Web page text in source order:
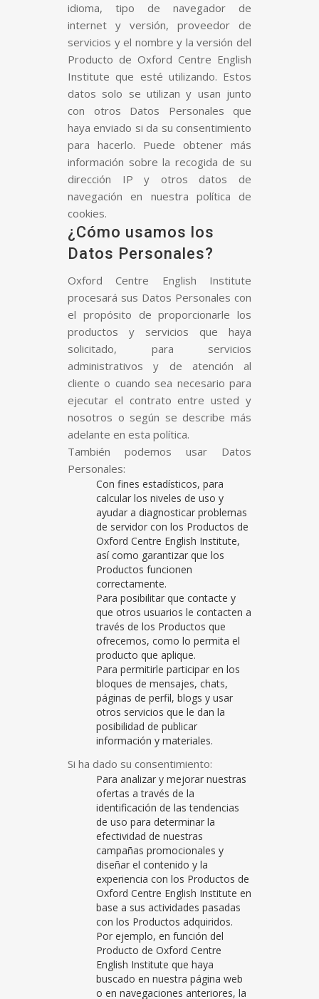
idioma, tipo de navegador de
internet y versión, proveedor de
servicios y el nombre y la versión del
Producto de Oxford Centre English
Institute que esté utilizando. Estos
datos solo se utilizan y usan junto
con otros Datos Personales que
haya enviado si da su consentimiento
para hacerlo. Puede obtener más
información sobre la recogida de su
dirección IP y otros datos de
navegación en nuestra política de
cookies.
¿Cómo usamos los
Datos Personales?
Oxford Centre English Institute
procesará sus Datos Personales con
el propósito de proporcionarle los
productos y servicios que haya
solicitado, para servicios
administrativos y de atención al
cliente o cuando sea necesario para
ejecutar el contrato entre usted y
nosotros o según se describe más
adelante en esta política.
También podemos usar Datos
Personales:
Con fines estadísticos, para
calcular los niveles de uso y
ayudar a diagnosticar problemas
de servidor con los Productos de
Oxford Centre English Institute,
así como garantizar que los
Productos funcionen
correctamente.
Para posibilitar que contacte y
que otros usuarios le contacten a
través de los Productos que
ofrecemos, como lo permita el
producto que aplique.
Para permitirle participar en los
bloques de mensajes, chats,
páginas de perfil, blogs y usar
otros servicios que le dan la
posibilidad de publicar
información y materiales.
Si ha dado su consentimiento:
Para analizar y mejorar nuestras
ofertas a través de la
identificación de las tendencias
de uso para determinar la
efectividad de nuestras
campañas promocionales y
diseñar el contenido y la
experiencia con los Productos de
Oxford Centre English Institute en
base a sus actividades pasadas
con los Productos adquiridos.
Por ejemplo, en función del
Producto de Oxford Centre
English Institute que haya
buscado en nuestra página web
o en navegaciones anteriores, la